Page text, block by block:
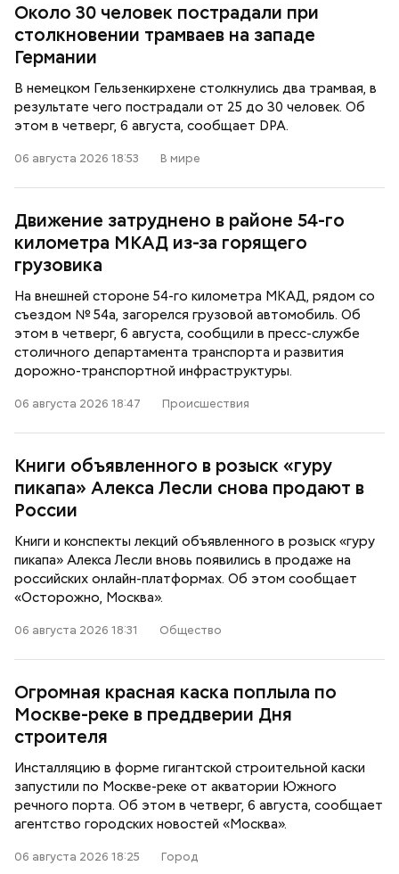
Около 30 человек пострадали при
столкновении трамваев на западе
Германии
В немецком Гельзенкирхене столкнулись два трамвая, в
результате чего пострадали от 25 до 30 человек. Об
этом в четверг, 6 августа, сообщает DPA.
06 августа 2026 18:53 В мире
Движение затруднено в районе 54-го
километра МКАД из-за горящего
грузовика
На внешней стороне 54-го километра МКАД, рядом со
съездом № 54а, загорелся грузовой автомобиль. Об
этом в четверг, 6 августа, сообщили в пресс-службе
столичного департамента транспорта и развития
дорожно-транспортной инфраструктуры.
06 августа 2026 18:47 Происшествия
Книги объявленного в розыск «гуру
пикапа» Алекса Лесли снова продают в
России
Книги и конспекты лекций объявленного в розыск «гуру
пикапа» Алекса Лесли вновь появились в продаже на
российских онлайн-платформах. Об этом сообщает
«Осторожно, Москва».
06 августа 2026 18:31 Общество
Огромная красная каска поплыла по
Москве-реке в преддверии Дня
строителя
Инсталляцию в форме гигантской строительной каски
запустили по Москве-реке от акватории Южного
речного порта. Об этом в четверг, 6 августа, сообщает
агентство городских новостей «Москва».
06 августа 2026 18:25 Город